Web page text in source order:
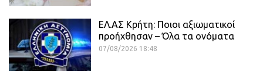
ΕΛ.ΑΣ Κρήτη: Ποιοι αξιωματικοί
προήχθησαν – Όλα τα ονόματα
07/08/2026 18:48